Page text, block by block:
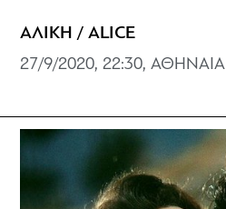
ΑΛΙΚΗ / ALICE
27/9/2020, 22:30, ΑΘΗΝΑΙΑ